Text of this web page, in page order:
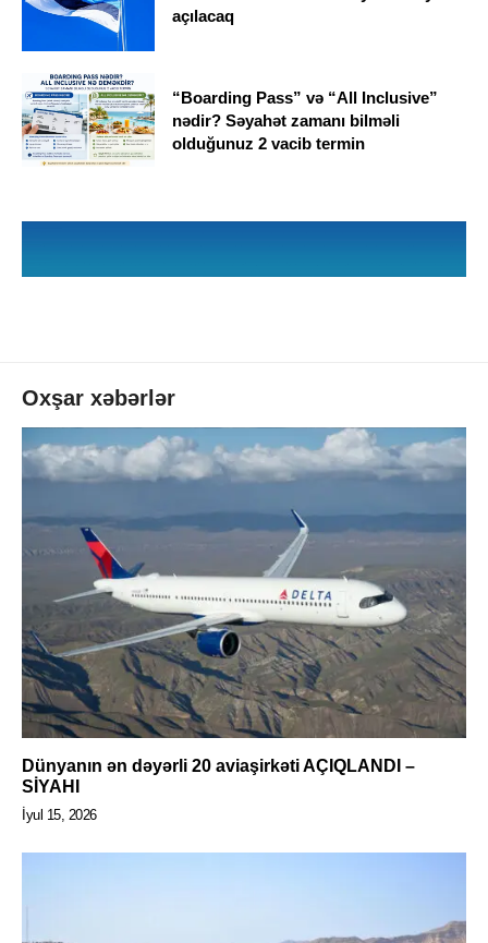
açılacaq
“Boarding Pass” və “All Inclusive”
nədir? Səyahət zamanı bilməli
olduğunuz 2 vacib termin
Oxşar xəbərlər
Dünyanın ən dəyərli 20 aviaşirkəti AÇIQLANDI –
SİYAHI
İyul 15, 2026